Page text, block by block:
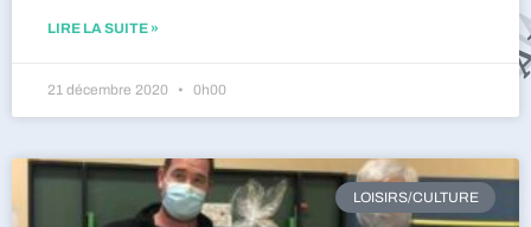
LIRE LA SUITE »
21 décembre 2020 0h00
LOISIRS/CULTURE